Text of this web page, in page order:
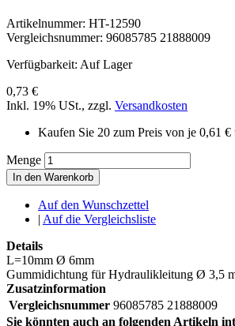
Artikelnummer: HT-12590
Vergleichsnummer: 96085785 21888009
Verfügbarkeit: Auf Lager
0,73 €
Inkl. 19% USt., zzgl. Versandkosten
Kaufen Sie 20 zum Preis von je 0,61 €
Menge
In den Warenkorb
Auf den Wunschzettel
| Auf die Vergleichsliste
Details
L=10mm Ø 6mm
Gummidichtung für Hydraulikleitung Ø 3,5
Zusatzinformation
Vergleichsnummer 96085785 21888009
Sie könnten auch an folgenden Artikeln